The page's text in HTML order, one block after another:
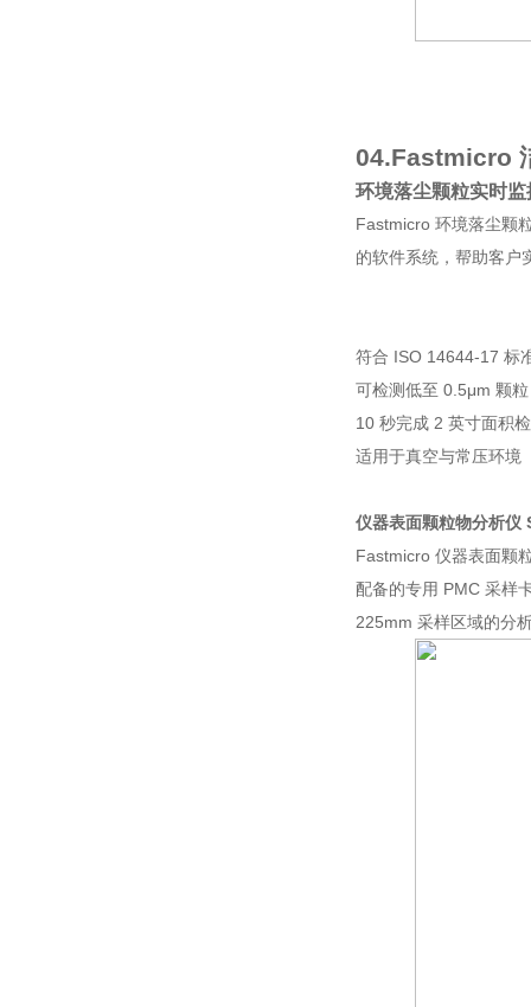
04.Fastmicro
环境落尘颗粒实时
Fastmicro 环境落尘颗
的软件系统，帮助客户
符合 ISO 14644-17 标
可检测低至 0.5μm 颗粒
10 秒完成 2 英寸面积
适用于真空与常压环境
仪器表面颗粒物分析仪
Fastmicro 仪器表面颗
配备的专用 PMC 采样
225mm 采样区域的分